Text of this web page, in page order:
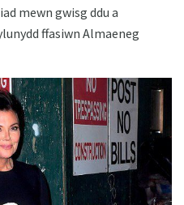
mewn gwisg ddu a
ffasiwn Almaeneg